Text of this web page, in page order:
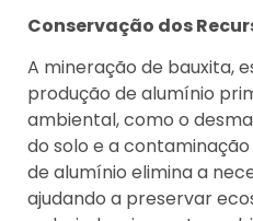
Conservação dos
A mineração de bauxita,
produção de alumínio
ambiental, como o
do solo e a
de alumínio elimina a
ajudando a preservar